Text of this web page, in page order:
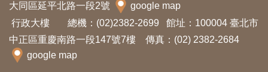
大同區延平北路一段2號
google map
行政大樓
總機：(02)2382-2699
館址：100004 臺北市
中正區重慶南路一段147號7樓 傳真：(02) 2382-2684
google map